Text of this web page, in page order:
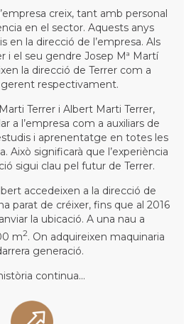
creix, tant amb personal
en el sector. Aquests anys
en la direcció de l’empresa. Als
i el seu gendre Josep Mª Martí
la direcció de Terrer com a
respectivament.
Terrer i Albert Marti Terrer,
a l’empresa com a auxiliars de
i aprenentatge en totes les
Això significarà que l’experiència
sigui clau pel futur de Terrer.
accedeixen a la direcció de
parat de créixer, fins que al 2016
la ubicació. A una nau a
m2. On adquireixen maquinaria
generació.
continua...